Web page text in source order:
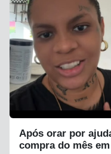
Após orar por
compra do mês